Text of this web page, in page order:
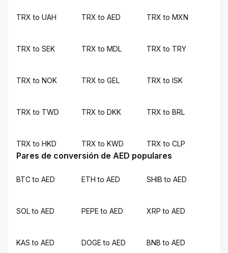
TRX to UAH TRX to AED TRX to MXN
TRX to SEK TRX to MDL TRX to TRY
TRX to NOK TRX to GEL TRX to ISK
TRX to TWD TRX to DKK TRX to BRL
TRX to HKD TRX to KWD TRX to CLP
Pares de conversión de AED populares
BTC to AED ETH to AED SHIB to AED
SOL to AED PEPE to AED XRP to AED
KAS to AED DOGE to AED BNB to AED